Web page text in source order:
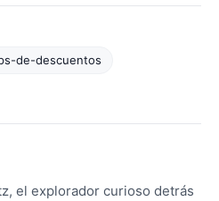
de-descuentos
el explorador curioso detrás